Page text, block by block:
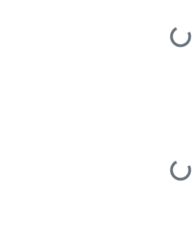
Loading...
Loading...